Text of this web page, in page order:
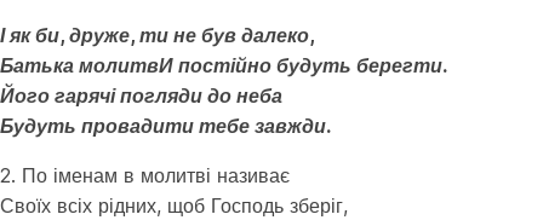
І як би, друже, ти не був далеко,
Батька молитвИ постійно будуть берегти.
Його гарячі погляди до неба
Будуть провадити тебе завжди.
2. По іменам в молитві називає
Своїх всіх рідних, щоб Господь зберіг,